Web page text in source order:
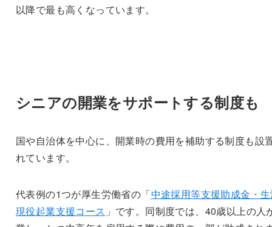
以降で最も高くなっています。
シニアの開業をサポートする制度も
国や自治体を中心に、開業時の費用を補助する制度も設
れています。
代表例の1つが厚生労働省の「中途採用等支援助成金・
現役起業支援コース 」です。同制度では、40歳以上の人